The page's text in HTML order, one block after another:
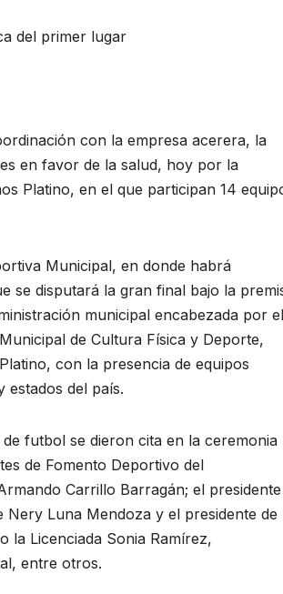
del primer lugar
con la empresa acerera, la
en favor de la salud, hoy por la
Platino, en el que participan 14
Municipal, en donde habrá
se disputará la gran final bajo la
municipal encabezada por el
de Cultura Física y Deporte,
con la presencia de equipos
estados del país.
futbol se dieron cita en la ceremonia
de Fomento Deportivo del
Carrillo Barragán; el presidente
Nery Luna Mendoza y el presidente de
la Licenciada Sonia Ramírez,
entre otros.